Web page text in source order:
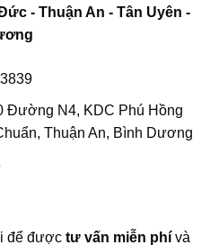
- Thuận An - Tân Uyên -
Đường N4, KDC Phú Hồng
Thuận An, Bình Dương
để được tư vấn miễn phí và